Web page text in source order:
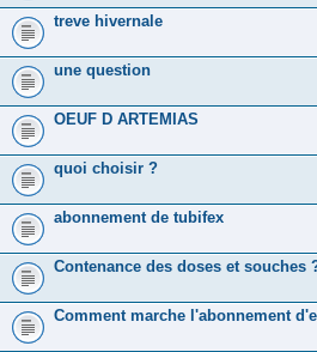
treve hivernale
une question
OEUF D ARTEMIAS
quoi choisir ?
abonnement de tubifex
Contenance des doses et souches
Comment marche l'abonnement